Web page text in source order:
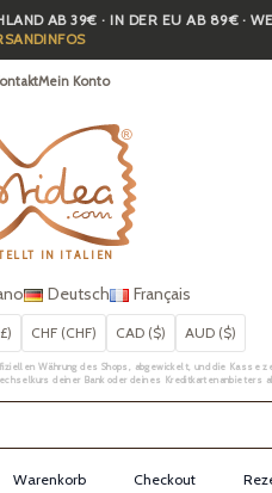
AB 39€ · IN DER EU AB 89€ ·
Mein Konto
IN ITALIEN
Deutsch Français
CHF (CHF) CAD ($) AUD ($)
Währung des Shops, abgewickelt, und die Kasse
deiner Bank oder deines Kreditkartenanbieters
Warenkorb Checkout